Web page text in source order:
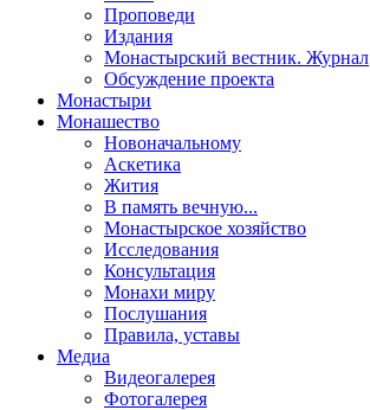
Проповеди
Издания
Монастырский вестник. Журнал
Обсуждение проекта
Монастыри
Монашество
Новоначальному
Аскетика
Жития
В память вечную...
Монастырское хозяйство
Исследования
Консультация
Монахи миру
Послушания
Правила, уставы
Медиа
Видеогалерея
Фотогалерея